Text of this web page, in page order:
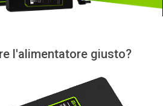
l'alimentatore giusto?